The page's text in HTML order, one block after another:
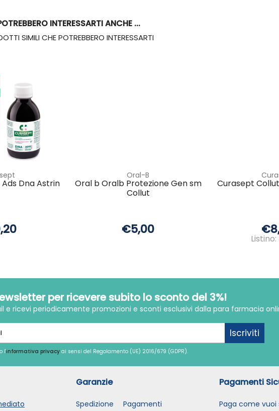
INTERESSARTI ANCHE ...
SIMILI CHE POTREBBERO INTERESSARTI
Dna Astrin
Oral-B
Oral b Oralb Protezione Gen sm
Collut
€5,00
Curasept
per ricevere subito lo sconto del 3%!
e ricevi periodicamente promozioni e sconti esclusivi dalla para farmacia
Iscriviti
l'informativa privacy ai sensi del Regolamento (UE) 2016/679 (GDPR).
Garanzie
Spedizione Pagamenti
Pagamenti
Paga come vuoi